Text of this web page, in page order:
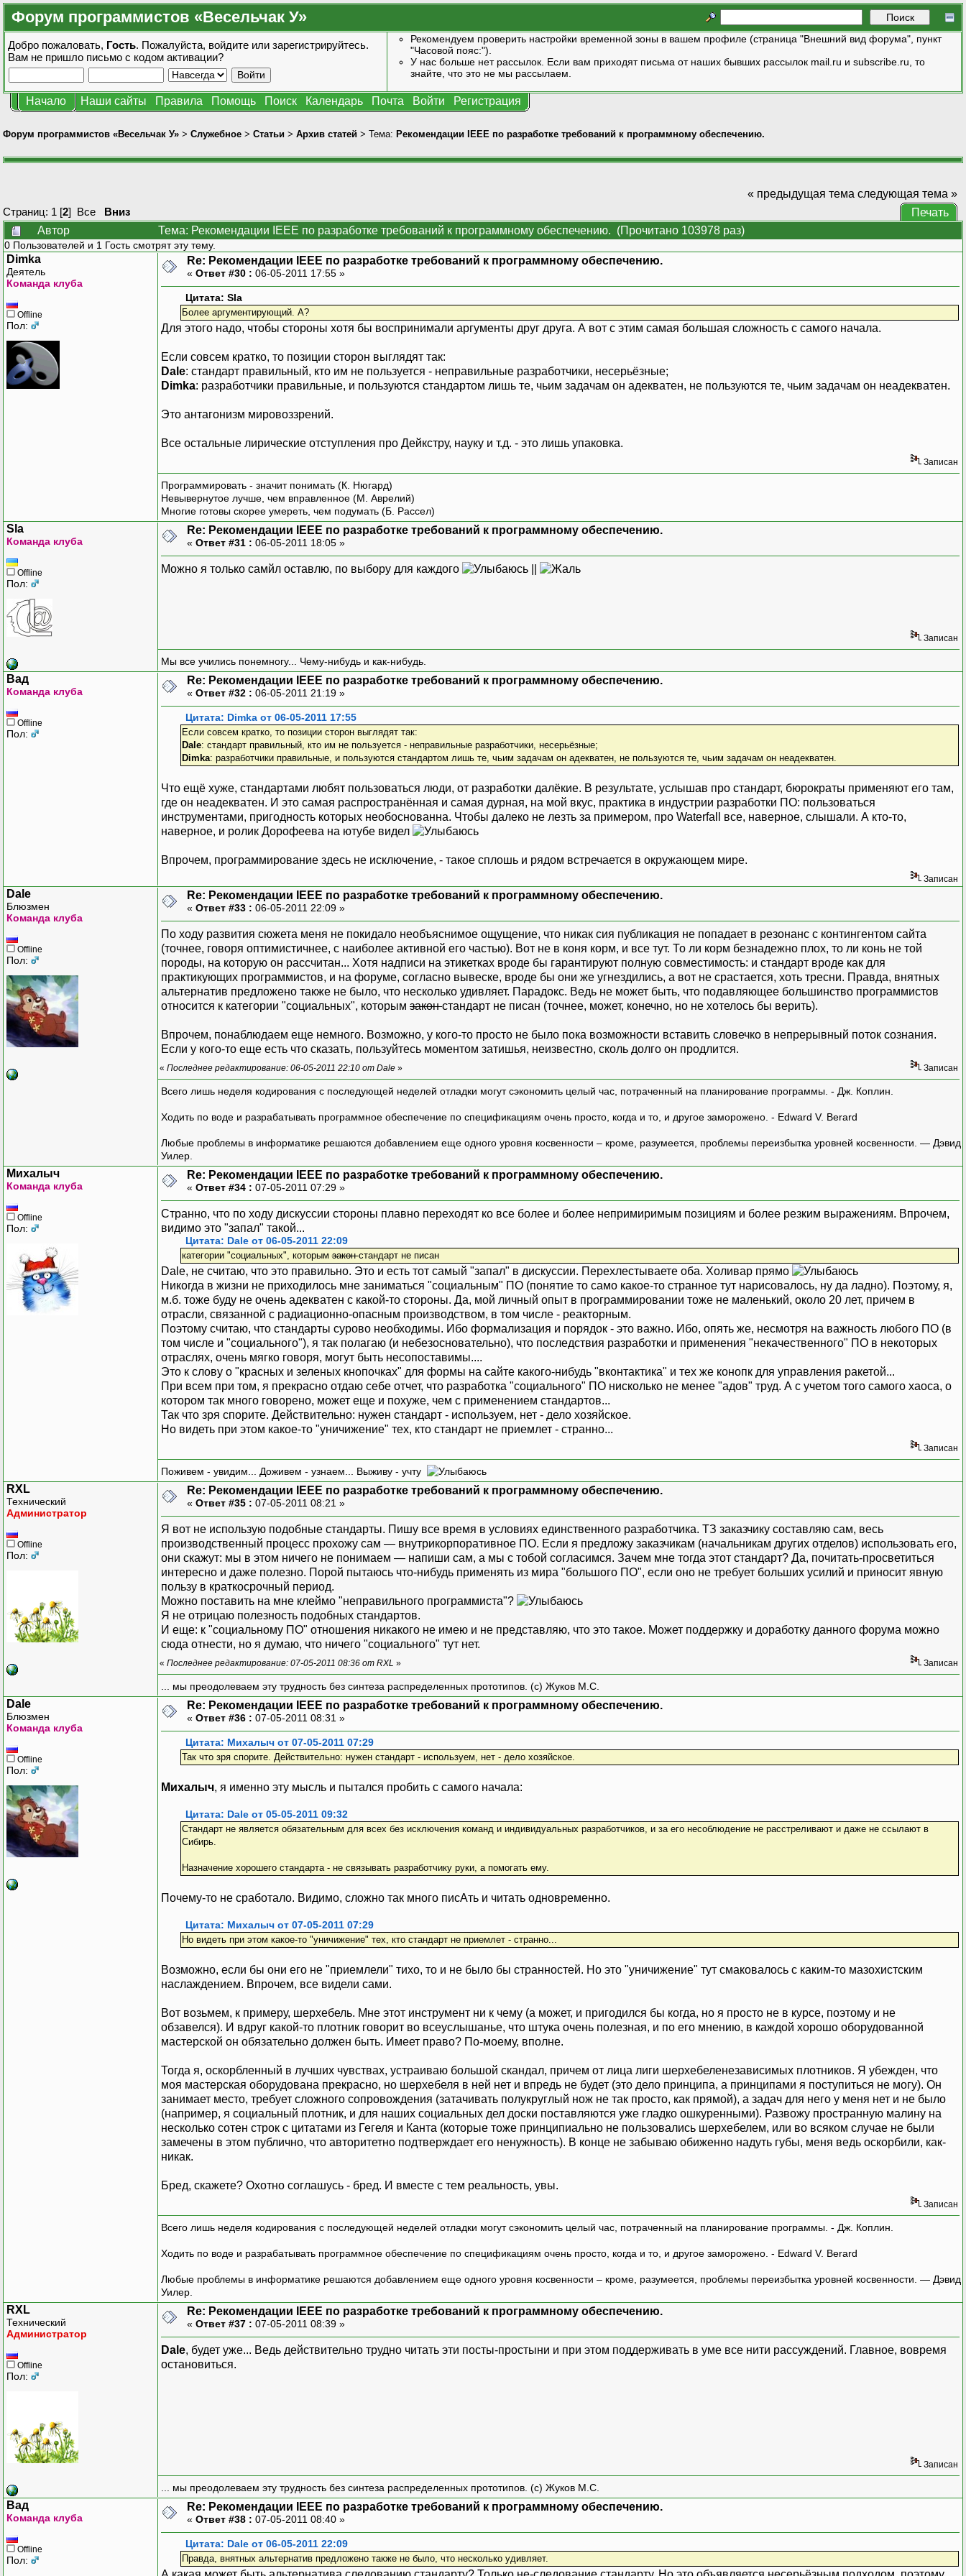
Форум программистов «Весельчак У»
Добро пожаловать, Гость. Пожалуйста, войдите или зарегистрируйтесь.
Вам не пришло письмо с кодом активации?
Рекомендуем проверить настройки временной зоны в вашем профиле (страница "Внешний вид форума", пункт
"Часовой пояс:").
У нас больше нет рассылок. Если вам приходят письма от наших бывших рассылок mail.ru и subscribe.ru, то
знайте, что это не мы рассылаем.
Начало Наши сайты Правила Помощь Поиск Календарь Почта Войти Регистрация
Форум программистов «Весельчак У» > Служебное > Статьи > Архив статей > Тема: Рекомендации IEEE по разработке требований к программному обеспечению.
Страниц: 1 [2] Все Вниз
« предыдущая тема следующая тема »
Печать
Автор
Тема: Рекомендации IEEE по разработке требований к программному обеспечению. (Прочитано 103978 раз)
0 Пользователей и 1 Гость смотрят эту тему.
Dimka
Деятель
Команда клуба
Offline
Пол:
Re: Рекомендации IEEE по разработке требований к программному обеспечению.
« Ответ #30 : 06-05-2011 17:55 »
Цитата: Sla
Более аргументирующий. А?
Для этого надо, чтобы стороны хотя бы воспринимали аргументы друг друга. А вот с этим самая большая сложность с самого начала.
Если совсем кратко, то позиции сторон выглядят так:
Dale: стандарт правильный, кто им не пользуется - неправильные разработчики, несерьёзные;
Dimka: разработчики правильные, и пользуются стандартом лишь те, чьим задачам он адекватен, не пользуются те, чьим задачам он неадекватен.
Это антагонизм мировоззрений.
Все остальные лирические отступления про Дейкстру, науку и т.д. - это лишь упаковка.
Записан
Программировать - значит понимать (К. Нюгард)
Невывернутое лучше, чем вправленное (М. Аврелий)
Многие готовы скорее умереть, чем подумать (Б. Рассел)
Sla
Команда клуба
Offline
Пол:
Re: Рекомендации IEEE по разработке требований к программному обеспечению.
« Ответ #31 : 06-05-2011 18:05 »
Можно я только самйл оставлю, по выбору для каждого
Записан
Мы все учились понемногу... Чему-нибудь и как-нибудь.
Вад
Команда клуба
Offline
Пол:
Re: Рекомендации IEEE по разработке требований к программному обеспечению.
« Ответ #32 : 06-05-2011 21:19 »
Цитата: Dimka от 06-05-2011 17:55
Если совсем кратко, то позиции сторон выглядят так:
Dale: стандарт правильный, кто им не пользуется - неправильные разработчики, несерьёзные;
Dimka: разработчики правильные, и пользуются стандартом лишь те, чьим задачам он адекватен, не пользуются те, чьим задачам он неадекватен.
Что ещё хуже, стандартами любят пользоваться люди, от разработки далёкие. В результате, услышав про стандарт, бюрократы применяют его там,
где он неадекватен. И это самая распространённая и самая дурная, на мой вкус, практика в индустрии разработки ПО: пользоваться
инструментами, пригодность которых необоснованна. Чтобы далеко не лезть за примером, про Waterfall все, наверное, слышали. А кто-то,
наверное, и ролик Дорофеева на ютубе видел
Впрочем, программирование здесь не исключение, - такое сплошь и рядом встречается в окружающем мире.
Записан
Dale
Блюзмен
Команда клуба
Offline
Пол:
Re: Рекомендации IEEE по разработке требований к программному обеспечению.
« Ответ #33 : 06-05-2011 22:09 »
По ходу развития сюжета меня не покидало необъяснимое ощущение, что никак сия публикация не попадает в резонанс с контингентом сайта
(точнее, говоря оптимистичнее, с наиболее активной его частью). Вот не в коня корм, и все тут. То ли корм безнадежно плох, то ли конь не той
породы, на которую он рассчитан... Хотя надписи на этикетках вроде бы гарантируют полную совместимость: и стандарт вроде как для
практикующих программистов, и на форуме, согласно вывеске, вроде бы они же угнездились, а вот не срастается, хоть тресни. Правда, внятных
альтернатив предложено также не было, что несколько удивляет. Парадокс. Ведь не может быть, что подавляющее большинство программистов
относится к категории "социальных", которым законстандарт не писан (точнее, может, конечно, но не хотелось бы верить).
Впрочем, понаблюдаем еще немного. Возможно, у кого-то просто не было пока возможности вставить словечко в непрерывный поток сознания.
Если у кого-то еще есть что сказать, пользуйтесь моментом затишья, неизвестно, сколь долго он продлится.
« Последнее редактирование: 06-05-2011 22:10 от Dale » Записан
Всего лишь неделя кодирования с последующей неделей отладки могут сэкономить целый час, потраченный на планирование программы. - Дж. Коплин.
Ходить по воде и разрабатывать программное обеспечение по спецификациям очень просто, когда и то, и другое заморожено. - Edward V. Berard
Любые проблемы в информатике решаются добавлением еще одного уровня косвенности – кроме, разумеется, проблемы переизбытка уровней косвенности. — Дэвид
Уилер.
Михалыч
Команда клуба
Offline
Пол:
Re: Рекомендации IEEE по разработке требований к программному обеспечению.
« Ответ #34 : 07-05-2011 07:29 »
Странно, что по ходу дискуссии стороны плавно переходят ко все более и более непримиримым позициям и более резким выражениям. Впрочем,
видимо это "запал" такой...
Цитата: Dale от 06-05-2011 22:09
категории "социальных", которымзаконстандарт не писан
Dale, не считаю, что это правильно. Это и есть тот самый "запал" в дискуссии. Перехлестываете оба. Холивар прямо
Никогда в жизни не приходилось мне заниматься "социальным" ПО (понятие то само какое-то странное тут нарисовалось, ну да ладно). Поэтому, я,
м.б. тоже буду не очень адекватен с какой-то стороны. Да, мой личный опыт в программировании тоже не маленький, около 20 лет, причем в
отрасли, связанной с радиационно-опасным производством, в том числе - реакторным.
Поэтому считаю, что стандарты сурово необходимы. Ибо формализация и порядок - это важно. Ибо, опять же, несмотря на важность любого ПО (в
том числе и "социального"), я так полагаю (и небезосновательно), что последствия разработки и применения "некачественного" ПО в некоторых
отраслях, очень мягко говоря, могут быть несопоставимы....
Это к слову о "красных и зеленых кнопочках" для формы на сайте какого-нибудь "вконтактика" и тех же конопк для управления ракетой...
При всем при том, я прекрасно отдаю себе отчет, что разработка "социального" ПО нисколько не менее "адов" труд. А с учетом того самого хаоса, о
котором так много говорено, может еще и похуже, чем с применением стандартов...
Так что зря спорите. Действительно: нужен стандарт - используем, нет - дело хозяйское.
Но видеть при этом какое-то "уничижение" тех, кто стандарт не приемлет - странно...
Записан
Поживем - увидим... Доживем - узнаем... Выживу - учту
RXL
Технический
Администратор
Offline
Пол:
Re: Рекомендации IEEE по разработке требований к программному обеспечению.
« Ответ #35 : 07-05-2011 08:21 »
Я вот не использую подобные стандарты. Пишу все время в условиях единственного разработчика. ТЗ заказчику составляю сам, весь
производственный процесс прохожу сам — внутрикорпоративное ПО. Если я предложу заказчикам (начальникам других отделов) использовать его,
они скажут: мы в этом ничего не понимаем — напиши сам, а мы с тобой согласимся. Зачем мне тогда этот стандарт? Да, почитать-просветиться
интересно и даже полезно. Порой пытаюсь что-нибудь применять из мира "большого ПО", если оно не требует больших усилий и приносит явную
пользу в краткосрочный период.
Можно поставить на мне клеймо "неправильного программиста"?
Я не отрицаю полезность подобных стандартов.
И еще: к "социальному ПО" отношения никакого не имею и не представляю, что это такое. Может поддержку и доработку данного форума можно
сюда отнести, но я думаю, что ничего "социального" тут нет.
« Последнее редактирование: 07-05-2011 08:36 от RXL » Записан
... мы преодолеваем эту трудность без синтеза распределенных прототипов. (с) Жуков М.С.
Dale
Блюзмен
Команда клуба
Offline
Пол:
Re: Рекомендации IEEE по разработке требований к программному обеспечению.
« Ответ #36 : 07-05-2011 08:31 »
Цитата: Михалыч от 07-05-2011 07:29
Так что зря спорите. Действительно: нужен стандарт - используем, нет - дело хозяйское.
Михалыч, я именно эту мысль и пытался пробить с самого начала:
Цитата: Dale от 05-05-2011 09:32
Стандарт не является обязательным для всех без исключения команд и индивидуальных разработчиков, и за его несоблюдение не расстреливают и даже не ссылают в
Сибирь.
Назначение хорошего стандарта - не связывать разработчику руки, а помогать ему.
Почему-то не сработало. Видимо, сложно так много писАть и читать одновременно.
Цитата: Михалыч от 07-05-2011 07:29
Но видеть при этом какое-то "уничижение" тех, кто стандарт не приемлет - странно...
Возможно, если бы они его не "приемлели" тихо, то и не было бы странностей. Но это "уничижение" тут смаковалось с каким-то мазохистским
наслаждением. Впрочем, все видели сами.
Вот возьмем, к примеру, шерхебель. Мне этот инструмент ни к чему (а может, и пригодился бы когда, но я просто не в курсе, поэтому и не
обзавелся). И вдруг какой-то плотник говорит во всеуслышанье, что штука очень полезная, и по его мнению, в каждой хорошо оборудованной
мастерской он обязательно должен быть. Имеет право? По-моему, вполне.
Тогда я, оскорбленный в лучших чувствах, устраиваю большой скандал, причем от лица лиги шерхебеленезависимых плотников. Я убежден, что
моя мастерская оборудована прекрасно, но шерхебеля в ней нет и впредь не будет (это дело принципа, а принципами я поступиться не могу). Он
занимает место, требует сложного сопровождения (затачивать полукруглый нож не так просто, как прямой), а задач для него у меня нет и не было
(например, я социальный плотник, и для наших социальных дел доски поставляются уже гладко ошкуренными). Развожу пространную малину на
несколько сотен строк с цитатами из Гегеля и Канта (которые тоже принципиально не пользовались шерхебелем, или во всяком случае не были
замечены в этом публично, что авторитетно подтверждает его ненужность). В конце не забываю обиженно надуть губы, меня ведь оскорбили, как-
никак.
Бред, скажете? Охотно соглашусь - бред. И вместе с тем реальность, увы.
Записан
Всего лишь неделя кодирования с последующей неделей отладки могут сэкономить целый час, потраченный на планирование программы. - Дж. Коплин.
Ходить по воде и разрабатывать программное обеспечение по спецификациям очень просто, когда и то, и другое заморожено. - Edward V. Berard
Любые проблемы в информатике решаются добавлением еще одного уровня косвенности – кроме, разумеется, проблемы переизбытка уровней косвенности. — Дэвид
Уилер.
RXL
Технический
Администратор
Offline
Пол:
Re: Рекомендации IEEE по разработке требований к программному обеспечению.
« Ответ #37 : 07-05-2011 08:39 »
Dale, будет уже... Ведь действительно трудно читать эти посты-простыни и при этом поддерживать в уме все нити рассуждений. Главное, вовремя
остановиться.
Записан
... мы преодолеваем эту трудность без синтеза распределенных прототипов. (с) Жуков М.С.
Вад
Команда клуба
Offline
Пол:
Re: Рекомендации IEEE по разработке требований к программному обеспечению.
« Ответ #38 : 07-05-2011 08:40 »
Цитата: Dale от 06-05-2011 22:09
Правда, внятных альтернатив предложено также не было, что несколько удивляет.